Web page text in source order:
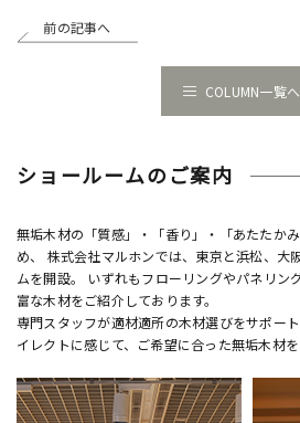
前の記事へ
COLUMN一覧へ
ショールームのご案内
無垢木材の「質感」・「香り」・「あたたか
め、 株式会社マルホンでは、東京と浜松、大
ムを開設。 いずれもフローリングやパネリン
富な木材をご紹介しております。
専門スタッフが適材適所の木材選びをサポー
イレクトに感じて、ご希望に合った無垢木材を